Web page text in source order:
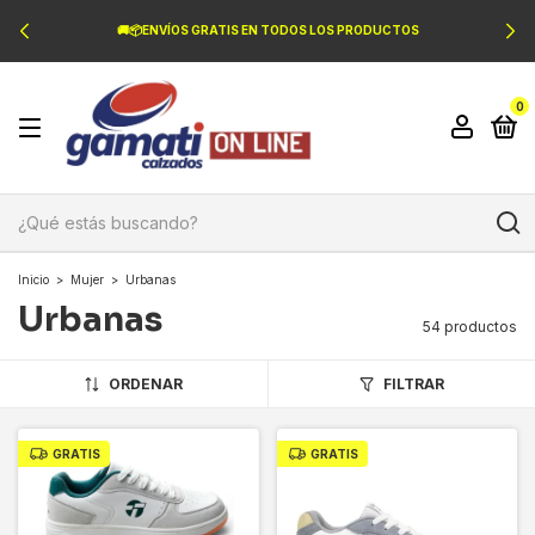
🚚📦ENVÍOS GRATIS EN TODOS LOS PRODUCTOS
0
Inicio > Mujer > Urbanas
Urbanas 54 productos
ORDENAR FILTRAR
GRATIS GRATIS